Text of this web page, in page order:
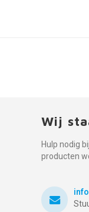
Wij
Hulp nodig
producten